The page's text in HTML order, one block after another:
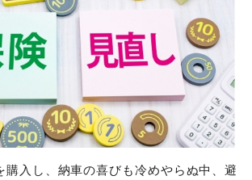
購入し、納車の喜びも冷めやらぬ中、避